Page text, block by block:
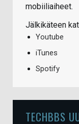
mobiiliaiheet.
Jälkikäteen
Youtube
iTunes
Spotify
TECHBBS